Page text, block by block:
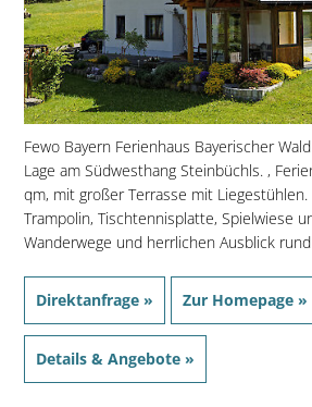
Fewo Bayern Ferienhaus Bayerischer
Lage am Südwesthang Steinbüchls. ,
qm, mit großer Terrasse mit
Trampolin, Tischtennisplatte, Spielwiese
Wanderwege und herrlichen Ausblick
Direktanfrage » Zur Homepage »
Details & Angebote »